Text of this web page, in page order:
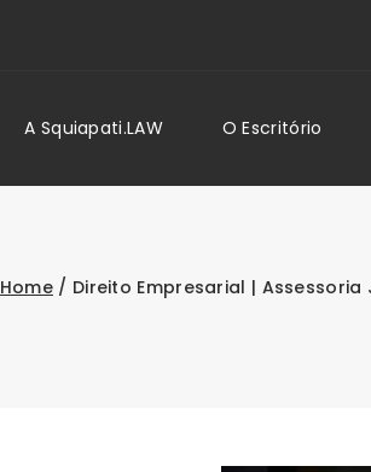
A Squiapati.LAW O Escritório
Home / Direito Empresarial | Assessoria